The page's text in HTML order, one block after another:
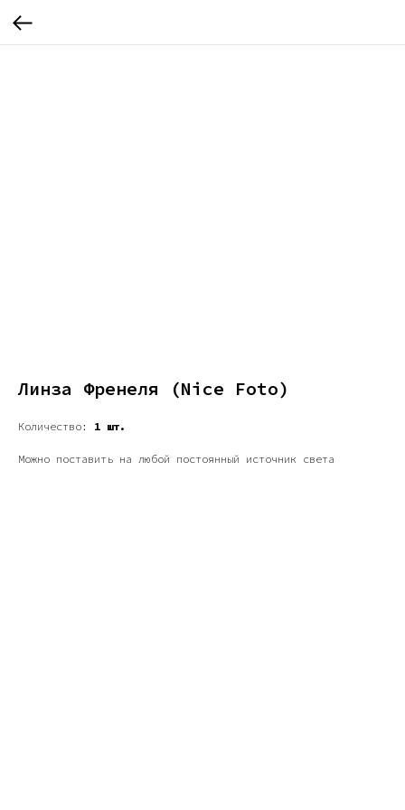
Линза Френеля (Nice Foto)
Количество: 1 шт.
Можно поставить на любой постоянный источник света